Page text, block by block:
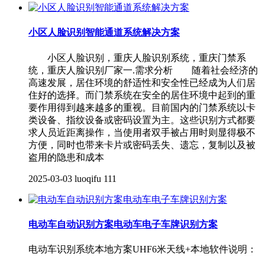
小区人脸识别智能通道系统解决方案
小区人脸识别，重庆人脸识别系统，重庆门禁系
统，重庆人脸识别厂家一.需求分析 随着社会经济的
高速发展，居住环境的舒适性和安全性已经成为人们居
住好的选择。而门禁系统在安全的居住环境中起到的重
要作用得到越来越多的重视。目前国内的门禁系统以卡
类设备、指纹设备或密码设置为主。这些识别方式都要
求人员近距离操作，当使用者双手被占用时则显得极不
方便，同时也带来卡片或密码丢失、遗忘，复制以及被
盗用的隐患和成本
2025-03-03 luoqifu 111
电动车自动识别方案电动车电子车牌识别方案
电动车识别系统本地方案UHF6米天线+本地软件说明：